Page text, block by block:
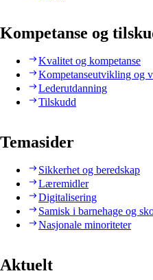
Kompetanse og
Kvalitet og kompetanse
Kompetanseutvikling og
Lederutdanning
Tilskudd
Temasider
Sikkerhet og beredskap
Læremidler
Digitalisering
Samisk i barnehage og
Nasjonale minoriteter
Aktuelt